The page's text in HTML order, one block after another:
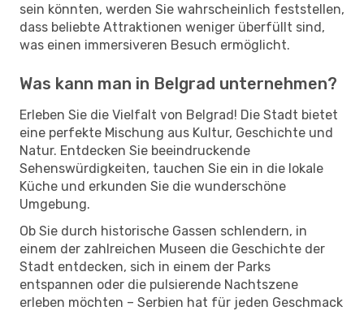
sein könnten, werden Sie wahrscheinlich feststellen,
dass beliebte Attraktionen weniger überfüllt sind,
was einen immersiveren Besuch ermöglicht.
Was kann man in Belgrad unternehmen?
Erleben Sie die Vielfalt von Belgrad! Die Stadt bietet
eine perfekte Mischung aus Kultur, Geschichte und
Natur. Entdecken Sie beeindruckende
Sehenswürdigkeiten, tauchen Sie ein in die lokale
Küche und erkunden Sie die wunderschöne
Umgebung.
Ob Sie durch historische Gassen schlendern, in
einem der zahlreichen Museen die Geschichte der
Stadt entdecken, sich in einem der Parks
entspannen oder die pulsierende Nachtszene
erleben möchten – Serbien hat für jeden Geschmack